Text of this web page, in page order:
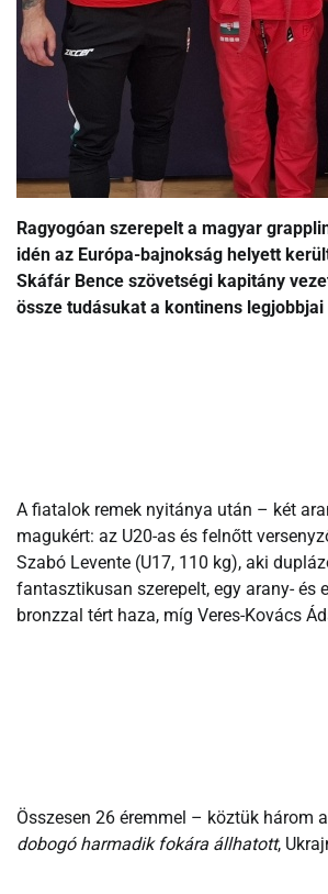
Ragyogóan szerepelt a magyar
idén az Európa-bajnokság helyett
Skáfár Bence szövetségi kapitány
össze tudásukat a kontinens
A fiatalok remek nyitánya után – két
magukért: az U20-as és felnőtt
Szabó Levente (U17, 110 kg), aki
fantasztikusan szerepelt, egy arany- és
bronzzal tért haza, míg Veres-Kovács
Összesen 26 éremmel – köztük három
dobogó harmadik fokára állhatott,